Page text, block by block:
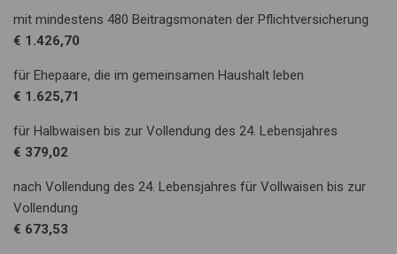
mit mindestens 480 Beitragsmonaten der Pflichtversicherung
€ 1.426,70
für Ehepaare, die im gemeinsamen Haushalt leben
€ 1.625,71
für Halbwaisen bis zur Vollendung des 24. Lebensjahres
€ 379,02
nach Vollendung des 24. Lebensjahres für Vollwaisen bis zur
Vollendung
€ 673,53